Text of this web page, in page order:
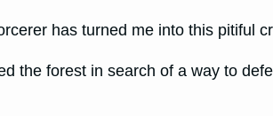
has turned me into this pitiful
the forest in search of a way to